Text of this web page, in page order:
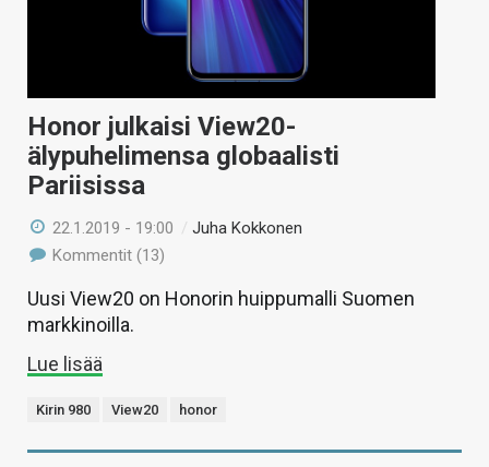
Honor julkaisi View20-
älypuhelimensa globaalisti
Pariisissa
22.1.2019 - 19:00 /Juha Kokkonen
Kommentit (13)
Uusi View20 on Honorin huippumalli Suomen
markkinoilla.
Lue lisää
Kirin 980 View20 honor